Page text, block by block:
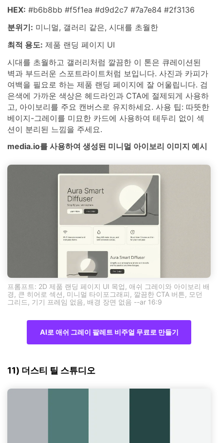
HEX: #b6b8bb #f5f1ea #d9d2c7 #7a7e84 #2f3136
분위기: 미니멀, 갤러리 같은, 시대를 초월한
최적 용도: 제품 랜딩 페이지 UI
시대를 초월하고 갤러리처럼 깔끔한 이 톤은 큐레이션된
벽과 부드러운 스포트라이트처럼 보입니다. 사진과 카피가
여백을 필요로 하는 제품 랜딩 페이지에 잘 어울립니다. 검
은색에 가까운 색상은 헤드라인과 CTA에 절제되게 사용하
고, 아이보리를 주요 캔버스로 유지하세요. 사용 팁: 따뜻한
베이지-그레이를 미묘한 카드에 사용하여 테두리 없이 섹
션이 분리된 느낌을 주세요.
media.io를 사용하여 생성된 미니멀 아이보리 이미지 예시
프롬프트: 2D 제품 랜딩 페이지 UI 목업, 애쉬 그레이와 아이보리 배
경, 큰 히어로 섹션, 미니멀 타이포그래피, 깔끔한 CTA 버튼, 모던
그리드, 기기 프레임 없음, 배경 장면 없음 --ar 16:9
AI로 애쉬 그레이 팔레트 비주얼 무료로 만들기
11) 더스티 틸 스튜디오